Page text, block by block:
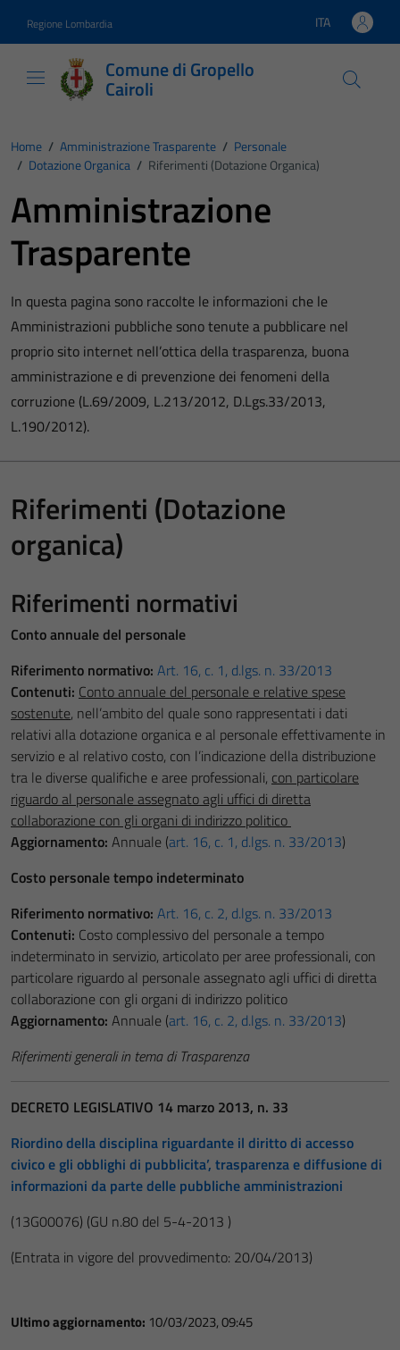
Regione Lombardia Lingua attiva:
ITA
Comune di Gropello
Cairoli
Home / Amministrazione Trasparente / Personale
/ Dotazione Organica / Riferimenti (Dotazione Organica)
Amministrazione
Trasparente
In questa pagina sono raccolte le informazioni che le
Amministrazioni pubbliche sono tenute a pubblicare nel
proprio sito internet nell’ottica della trasparenza, buona
amministrazione e di prevenzione dei fenomeni della
corruzione (L.69/2009, L.213/2012, D.Lgs.33/2013,
L.190/2012).
Riferimenti (Dotazione
organica)
Riferimenti normativi
Conto annuale del personale
Riferimento normativo: Art. 16, c. 1, d.lgs. n. 33/2013
Contenuti: Conto annuale del personale e relative spese
sostenute, nell’ambito del quale sono rappresentati i dati
relativi alla dotazione organica e al personale effettivamente in
servizio e al relativo costo, con l’indicazione della distribuzione
tra le diverse qualifiche e aree professionali, con particolare
riguardo al personale assegnato agli uffici di diretta
collaborazione con gli organi di indirizzo politico
Aggiornamento: Annuale (art. 16, c. 1, d.lgs. n. 33/2013)
Costo personale tempo indeterminato
Riferimento normativo: Art. 16, c. 2, d.lgs. n. 33/2013
Contenuti: Costo complessivo del personale a tempo
indeterminato in servizio, articolato per aree professionali, con
particolare riguardo al personale assegnato agli uffici di diretta
collaborazione con gli organi di indirizzo politico
Aggiornamento: Annuale (art. 16, c. 2, d.lgs. n. 33/2013)
Riferimenti generali in tema di Trasparenza
DECRETO LEGISLATIVO 14 marzo 2013, n. 33
Riordino della disciplina riguardante il diritto di accesso
civico e gli obblighi di pubblicita’, trasparenza e diffusione di
informazioni da parte delle pubbliche amministrazioni
(13G00076) (GU n.80 del 5-4-2013 )
(Entrata in vigore del provvedimento: 20/04/2013)
Ultimo aggiornamento: 10/03/2023, 09:45